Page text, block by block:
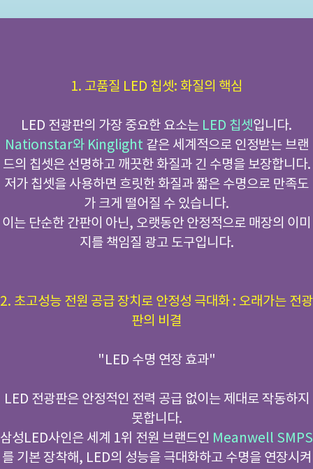
1. 고품질 LED 칩셋: 화질의 핵심
LED 전광판의 가장 중요한 요소는 LED 칩셋입니다.
Nationstar와 Kinglight같은 세계적으로 인정받는 브랜
드의 칩셋은 선명하고 깨끗한 화질과 긴 수명을 보장합니다.
저가 칩셋을 사용하면 흐릿한 화질과 짧은 수명으로 만족도
가 크게 떨어질 수 있습니다.
이는 단순한 간판이 아닌, 오랫동안 안정적으로 매장의 이미
지를 책임질 광고 도구입니다.
2. 초고성능 전원 공급 장치로 안정성 극대화 : 오래가는 전광
판의 비결
"LED 수명 연장 효과"
LED 전광판은 안정적인 전력 공급 없이는 제대로 작동하지
못합니다.
삼성LED사인은 세계 1위 전원 브랜드인 Meanwell SMPS
를 기본 장착해, LED의 성능을 극대화하고 수명을 연장시켜